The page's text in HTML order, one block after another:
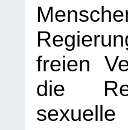
freien
die
sexuelle